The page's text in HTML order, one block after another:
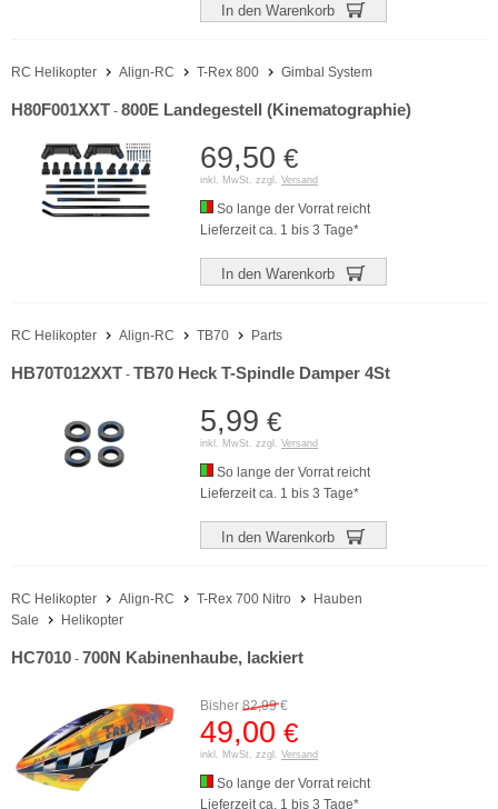
In den Warenkorb
RC Helikopter Align-RC T-Rex 800 Gimbal System
H80F001XXT - 800E Landegestell (Kinematographie)
69,50 €
inkl. MwSt. zzgl. Versand
So lange der Vorrat reicht
Lieferzeit ca. 1 bis 3 Tage*
In den Warenkorb
RC Helikopter Align-RC TB70 Parts
HB70T012XXT - TB70 Heck T-Spindle Damper 4St
5,99 €
inkl. MwSt. zzgl. Versand
So lange der Vorrat reicht
Lieferzeit ca. 1 bis 3 Tage*
In den Warenkorb
RC Helikopter Align-RC T-Rex 700 Nitro
Hauben
Sale
Helikopter
HC7010 - 700N Kabinenhaube, lackiert
Bisher 82,99€
49,00 €
inkl. MwSt. zzgl. Versand
So lange der Vorrat reicht
Lieferzeit ca. 1 bis 3 Tage*